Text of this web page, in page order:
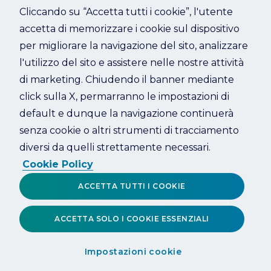
Refresh
Cliccando su “Accetta tutti i cookie”, l'utente
accetta di memorizzare i cookie sul dispositivo
per migliorare la navigazione del sito, analizzare
l'utilizzo del sito e assistere nelle nostre attività
di marketing. Chiudendo il banner mediante
click sulla X, permarranno le impostazioni di
default e dunque la navigazione continuerà
senza cookie o altri strumenti di tracciamento
diversi da quelli strettamente necessari.
Cookie Policy
Impostazioni cookie
ACCETTA SOLO I COOKIE ESSENZIALI
ACCETTA TUTTI I COOKIE